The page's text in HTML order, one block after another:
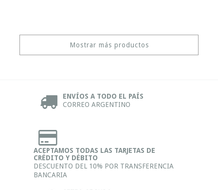
Mostrar más productos
ENVÍOS A TODO EL PAÍS
CORREO ARGENTINO
ACEPTAMOS TODAS LAS TARJETAS DE
CRÉDITO Y DÉBITO
DESCUENTO DEL 10% POR TRANSFERENCIA
BANCARIA